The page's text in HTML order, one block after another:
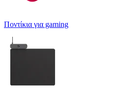
Ποντίκια για gaming